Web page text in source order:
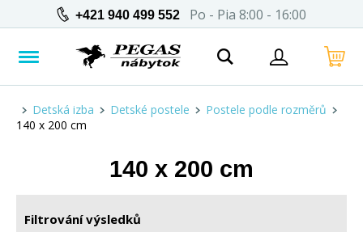
+421 940 499 552 Po - Pia 8:00 - 16:00
Detská izba Detské postele
Postele podle rozměrů
140 x 200 cm
140 x 200 cm
Filtrování výsledků